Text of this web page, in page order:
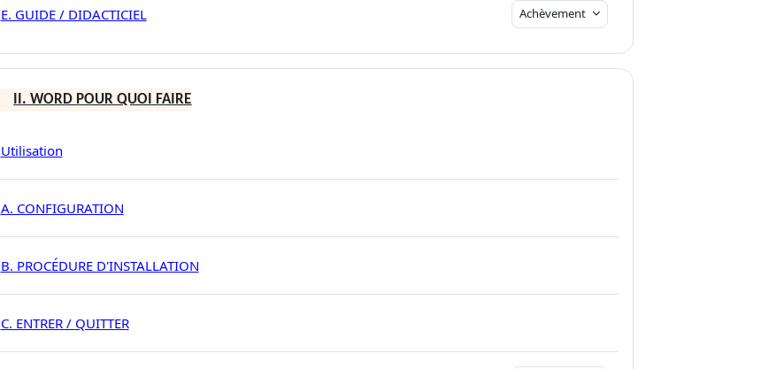
E. GUIDE / DIDACTICIEL Achèvement
II. WORD POUR QUOI FAIRE
UtilisationPage
A. CONFIGURATIONPage
B. PROCÉDURE D'INSTALLATIONPage
C. ENTRER / QUITTERPage